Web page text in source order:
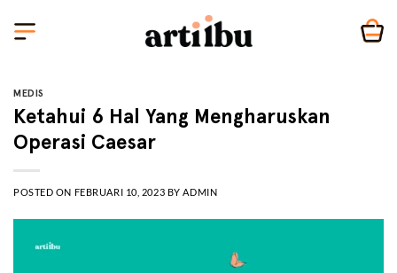
MEDIS
Ketahui 6 Hal Yang Mengharuskan
Operasi Caesar
POSTED ON FEBRUARI 10, 2023 BY ADMIN